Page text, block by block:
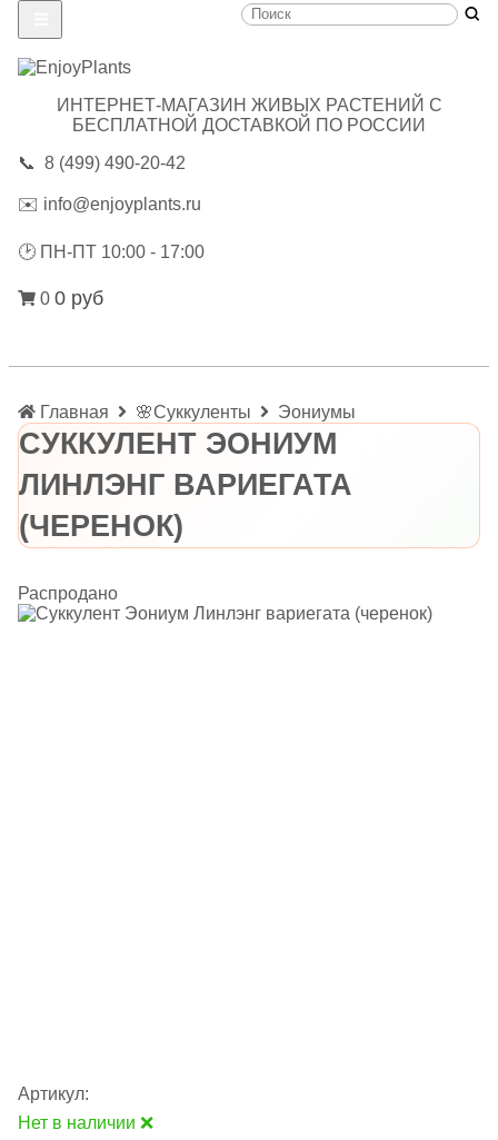
ИНТЕРНЕТ-МАГАЗИН ЖИВЫХ РАСТЕНИЙ С
БЕСПЛАТНОЙ ДОСТАВКОЙ ПО РОССИИ
📞 8 (499) 490-20-42
✉️ info@enjoyplants.ru
🕑 ПН-ПТ 10:00 - 17:00
0 0 руб
Главная 🌸Суккуленты Эониумы
СУККУЛЕНТ ЭОНИУМ
ЛИНЛЭНГ ВАРИЕГАТА
(ЧЕРЕНОК)
Распродано
Артикул:
Нет в наличии ❌